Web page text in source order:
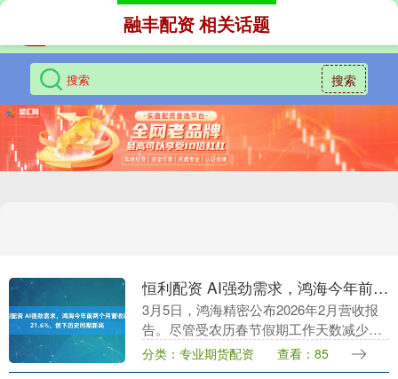
搜索
融丰配资 相关话题
恒利配资 AI强劲需求，鸿海今年前两个月营收飙升21.6%，创下历史同期新高
3月5日，鸿海精密公布2026年2月营收报
告。尽管受农历春节假期工作天数减少影
响，2月合并营收环比下滑18.39%至5958
亿元新台币，但同比仍增长8.06%，....
分类：专业期货配资 查看：85